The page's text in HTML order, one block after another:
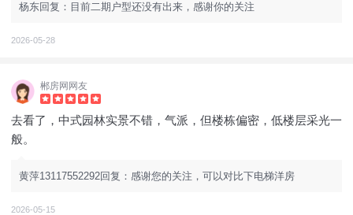
杨东回复：目前二期户型还没有出来，感谢你的关注
2026-05-28
郴房网网友
去看了，中式园林实景不错，气派，但楼栋偏密，低楼层采光一
般。
黄萍13117552292回复：感谢您的关注，可以对比下电梯洋房
2026-05-15